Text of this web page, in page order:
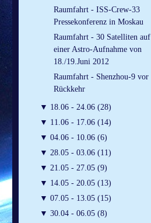
Raumfahrt - ISS-Crew-33
Pressekonferenz in Moskau
Raumfahrt - 30 Satelliten auf
einer Astro-Aufnahme von
18./19.Juni 2012
Raumfahrt - Shenzhou-9 vor
Rückkehr
▼ 18.06 - 24.06 (28)
▼ 11.06 - 17.06 (14)
▼ 04.06 - 10.06 (6)
▼ 28.05 - 03.06 (11)
▼ 21.05 - 27.05 (9)
▼ 14.05 - 20.05 (13)
▼ 07.05 - 13.05 (15)
▼ 30.04 - 06.05 (8)